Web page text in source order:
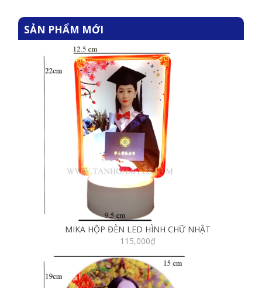
SẢN PHẨM MỚI
MIKA HỘP ĐÈN LED HÌNH CHỮ NHẬT
115,000₫